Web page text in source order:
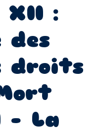
XII :
droits
– La